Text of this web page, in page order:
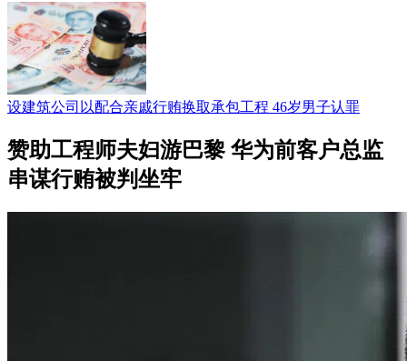
设建筑公司以配合亲戚行贿换取承包工程 46岁男子认罪
赞助工程师夫妇游巴黎 华为前客户总监
串谋行贿被判坐牢